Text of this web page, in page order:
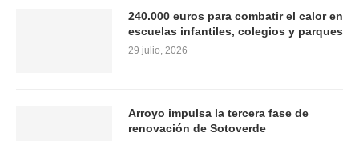
240.000 euros para combatir el calor en
escuelas infantiles, colegios y parques
29 julio, 2026
Arroyo impulsa la tercera fase de
renovación de Sotoverde